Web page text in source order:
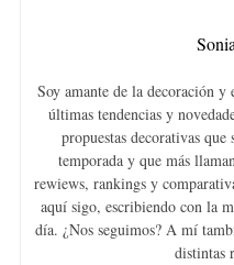
Soy amante de la decoración
últimas tendencias y
propuestas decorativas que
temporada y que más
rewiews, rankings y
aquí sigo, escribiendo con la
día. ¿Nos seguimos? A mí
distintas